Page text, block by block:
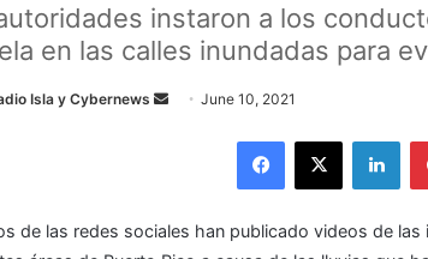
instaron a los
en las calles inundadas para
Isla y Cybernews
Send June 10, 2021
Facebook
X
de las redes sociales han publicado videos de